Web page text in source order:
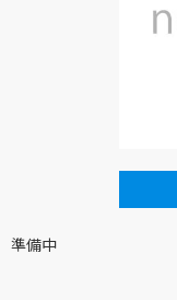
準備中